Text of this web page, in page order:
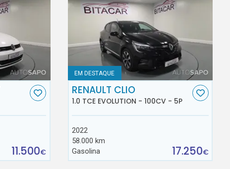
11.500€
EM DESTAQUE
RENAULT CLIO
1.0 TCE EVOLUTION - 100CV - 5P
2022
58.000 km
Gasolina
17.250€